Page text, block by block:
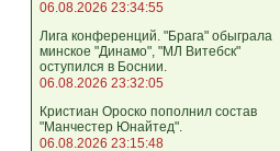
06.08.2026 23:34:55
Лига кoнференций. "Брага" обыграла
минское "Динамо", "МЛ Витебск"
оступился в Боснии.
06.08.2026 23:32:05
Кристиан Ороско пополнил состав
"Манчестер Юнайтед".
06.08.2026 23:15:48